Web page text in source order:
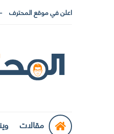
اعلن في موقع المحترف
مقالات